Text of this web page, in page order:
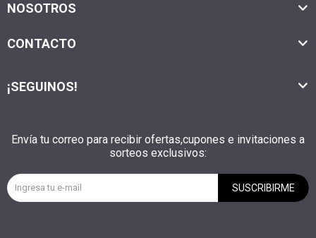
NOSOTROS
CONTACTO
Envía tu correo para recibir ofertas,cupones e invitaciones a
sorteos exclusivos:
SUSCRIBIRME
¡SEGUINOS!